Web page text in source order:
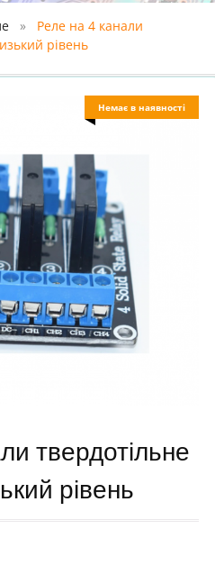
Реле на 4 канали
рівень
Немає в наявності
твердотільне
рівень